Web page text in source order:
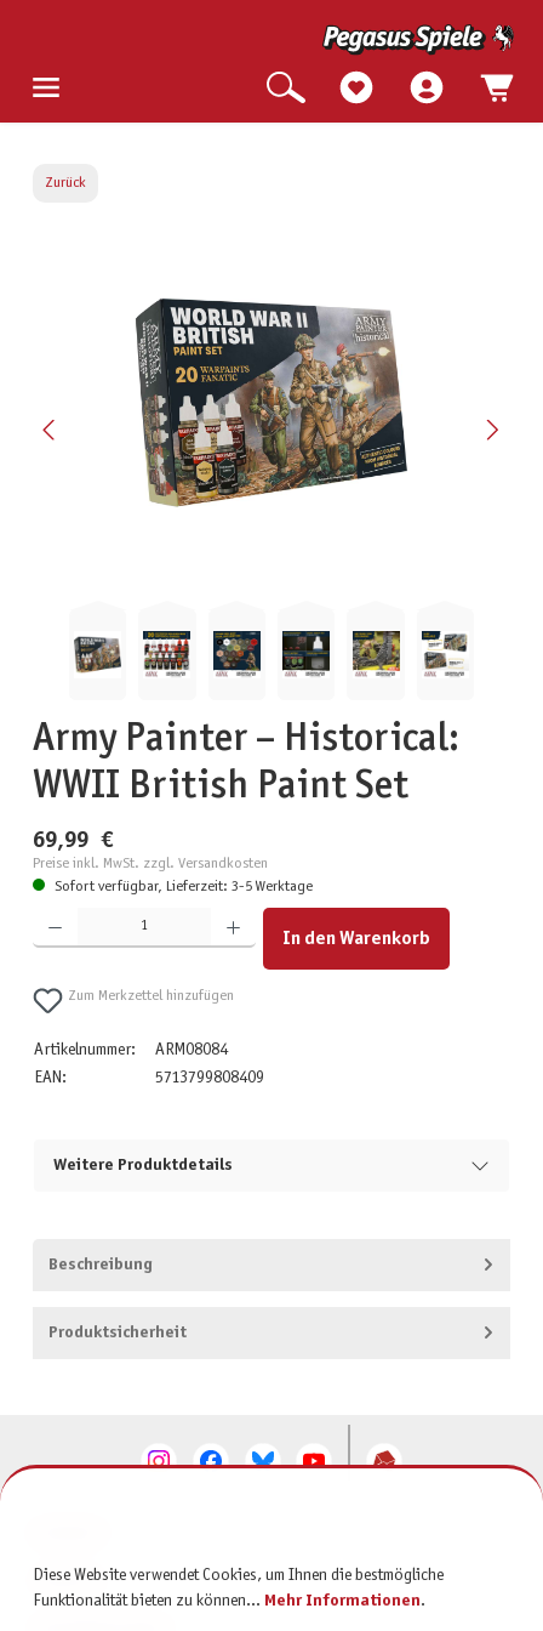
Zurück
Army Painter – Historical:
WWII British Paint Set
69,99 €
Preise inkl. MwSt. zzgl. Versandkosten
Sofort verfügbar, Lieferzeit: 3-5 Werktage
Produkt Anzahl: Gib den gewünschten Wert ein oder benutze die Schaltflächen um die Anzahl zu
In den Warenkorb
Zum Merkzettel hinzufügen
Artikelnummer:
ARM08084
EAN:
5713799808409
Weitere Produktdetails
Beschreibung
Produktsicherheit
SERVICE
Diese Website verwendet Cookies, um Ihnen die bestmögliche
Funktionalität bieten zu können... Mehr Informationen.